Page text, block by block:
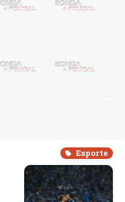
Esporte